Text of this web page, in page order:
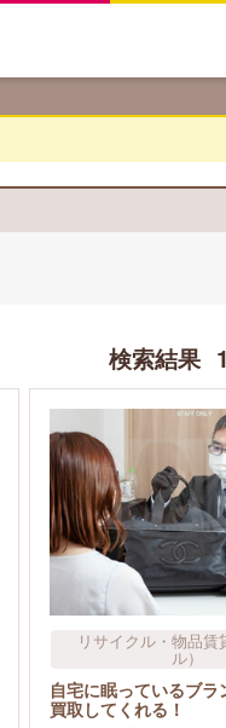
検索結果
リサイクル・物品賃
ル）
自宅に眠っているブラ
買取してくれる！